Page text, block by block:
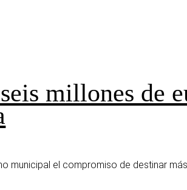
millones de
municipal el compromiso de destinar